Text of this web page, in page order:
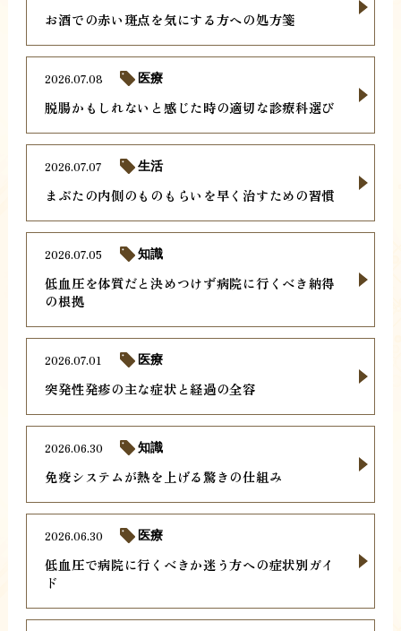
お酒での赤い斑点を気にする方への処方箋
脱腸かもしれないと感じた時の適切な診療科選び
2026.07.08 医療
まぶたの内側のものもらいを早く治すための習慣
2026.07.07 生活
低血圧を体質だと決めつけず病院に行くべき納得
の根拠
2026.07.05 知識
突発性発疹の主な症状と経過の全容
2026.07.01 医療
免疫システムが熱を上げる驚きの仕組み
2026.06.30 知識
低血圧で病院に行くべきか迷う方への症状別ガイ
ド
2026.06.30 医療